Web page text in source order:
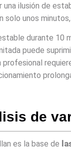
una ilusión de
solo unos
durante 10
puede
profesional
de
es la base de